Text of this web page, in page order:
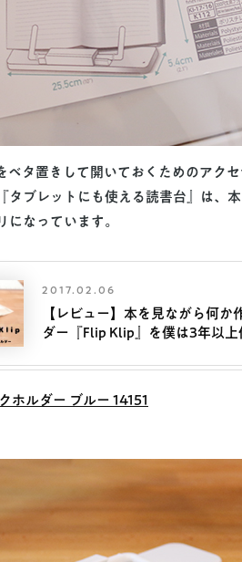
ベタ置きして開いておくためのアク
タブレットにも使える読書台』は、
になっています。
2017.02.06
【レビュー】本を見ながら何
ダー『Flip Klip』を僕は3年以上
ホルダー ブルー 14151